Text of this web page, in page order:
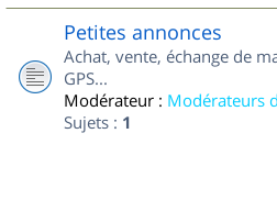
Petites annonces
Achat, vente, échange de
GPS...
Modérateur : Modérateurs
Sujets : 1